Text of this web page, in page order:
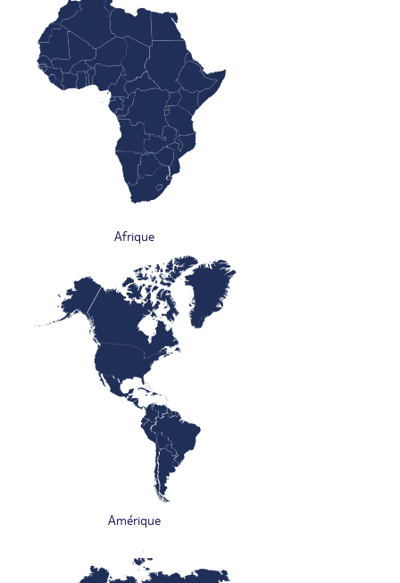
Afrique
Amérique